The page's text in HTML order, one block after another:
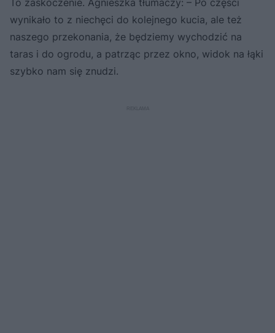
To zaskoczenie. Agnieszka tłumaczy: – Po części
wynikało to z niechęci do kolejnego kucia, ale też
naszego przekonania, że będziemy wychodzić na
taras i do ogrodu, a patrząc przez okno, widok na łąki
szybko nam się znudzi.